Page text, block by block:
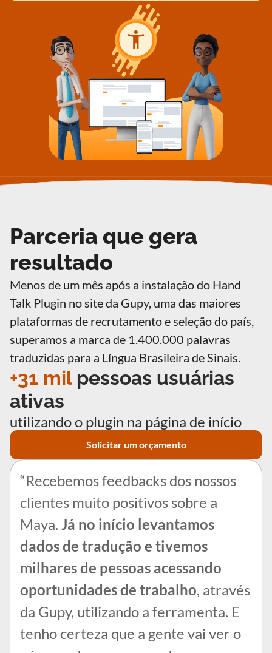
Parceria que gera
resultado
Menos de um mês após a instalação do Hand
Talk Plugin no site da Gupy, uma das maiores
plataformas de recrutamento e seleção do país,
superamos a marca de 1.400.000 palavras
traduzidas para a Língua Brasileira de Sinais.
+31 milpessoas usuárias
ativas
utilizando o plugin na página de início
Solicitar um orçamento
“Recebemos feedbacks dos nossos
clientes muito positivos sobre a
Maya. Já no início levantamos
dados de tradução e tivemos
milhares de pessoas acessando
oportunidades de trabalho, através
da Gupy, utilizando a ferramenta. E
tenho certeza que a gente vai ver o